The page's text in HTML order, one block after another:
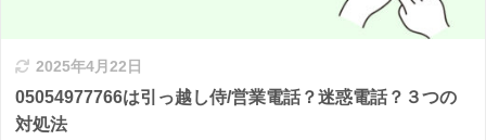
2025年4月22日
05054977766は引っ越し侍/営業電話？迷惑電話？３つの
対処法